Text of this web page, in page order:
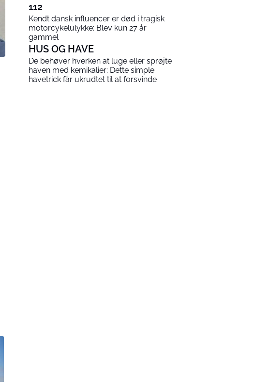
112
Kendt dansk influencer er død i tragisk
motorcykelulykke: Blev kun 27 år
gammel
HUS OG HAVE
De behøver hverken at luge eller sprøjte
haven med kemikalier: Dette simple
havetrick får ukrudtet til at forsvinde